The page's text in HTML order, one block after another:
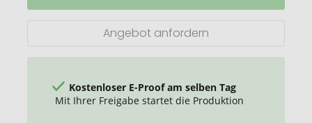
Lasergravur
Angebot anfordern
Kostenloser E-Proof am selben Tag
Mit Ihrer Freigabe startet die Produktion